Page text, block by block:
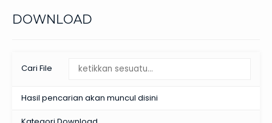
DOWNLOAD
Cari File
Hasil pencarian akan muncul disini